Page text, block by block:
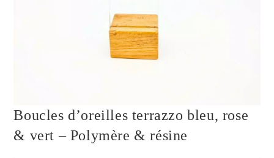
Boucles d’oreilles terrazzo bleu, rose
& vert – Polymère & résine